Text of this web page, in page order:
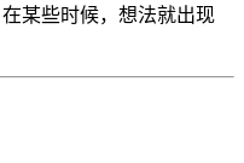
某些时候，想法就出现